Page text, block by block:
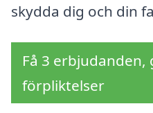
skydda dig och din
Få 3
förpliktelser